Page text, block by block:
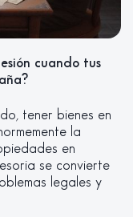
cuando tus
tener bienes en
la
en
se convierte
legales y